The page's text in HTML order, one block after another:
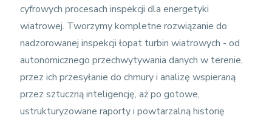
cyfrowych procesach inspekcji dla energetyki
wiatrowej. Tworzymy kompletne rozwiązanie do
nadzorowanej inspekcji łopat turbin wiatrowych - od
autonomicznego przechwytywania danych w terenie,
przez ich przesyłanie do chmury i analizę wspieraną
przez sztuczną inteligencję, aż po gotowe,
ustrukturyzowane raporty i powtarzalną historię